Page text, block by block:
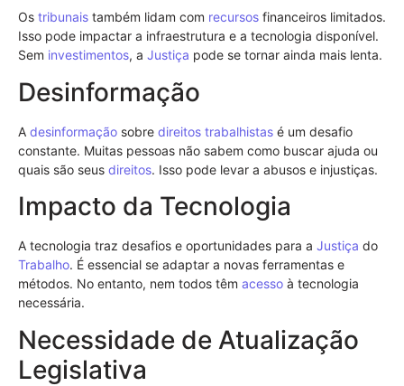
Os tribunais também lidam com recursos financeiros limitados.
Isso pode impactar a infraestrutura e a tecnologia disponível.
Sem investimentos, a Justiça pode se tornar ainda mais lenta.
Desinformação
A desinformação sobre direitos trabalhistas é um desafio
constante. Muitas pessoas não sabem como buscar ajuda ou
quais são seus direitos. Isso pode levar a abusos e injustiças.
Impacto da Tecnologia
A tecnologia traz desafios e oportunidades para a Justiça do
Trabalho. É essencial se adaptar a novas ferramentas e
métodos. No entanto, nem todos têm acesso à tecnologia
necessária.
Necessidade de Atualização
Legislativa